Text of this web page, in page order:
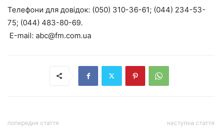
Телефони для довідок: (050) 310-36-61; (044) 234-53-
75; (044) 483-80-69.
Е-mail: abc@fm.com.ua
попередня стаття наступна стаття